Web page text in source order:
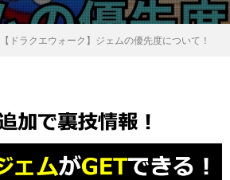
【ドラクエウォーク】ジェムの優先度について！